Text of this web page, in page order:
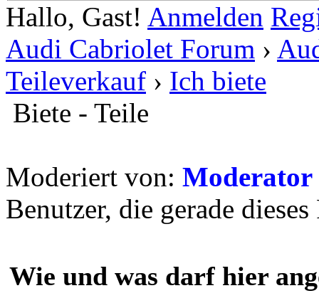
Hallo, Gast! Anmelden
Audi Cabriolet Forum ›
Teileverkauf › Ich biete
Biete - Teile
Moderiert von: Moderator
Benutzer, die gerade
Wie und was darf hier